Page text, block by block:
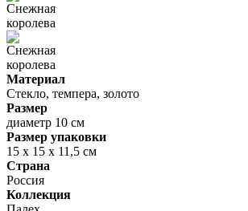
Материал
Стекло, темпера, золото
Размер
диаметр 10 см
Размер упаковки
15 х 15 х 11,5 см
Страна
Россия
Коллекция